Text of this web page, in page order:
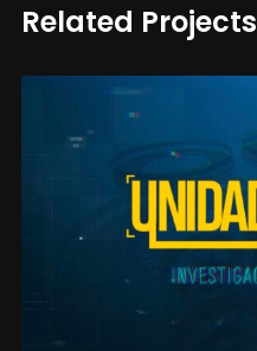
Related Projects